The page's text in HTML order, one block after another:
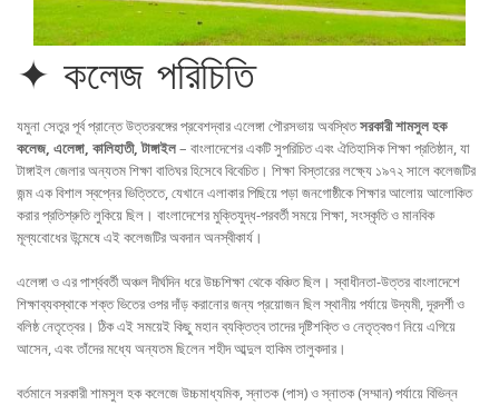
✦ কলেজ পরিচিতি
যমুনা সেতুর পূর্ব প্রান্তে উত্তরবঙ্গের প্রবেশদ্বার এলেঙ্গা পৌরসভায় অবস্থিতসরকারী শামসুল হক
কলেজ, এলেঙ্গা, কালিহাতী, টাঙ্গাইল– বাংলাদেশের একটি সুপরিচিত এবং ঐতিহাসিক শিক্ষা প্রতিষ্ঠান, যা
টাঙ্গাইল জেলার অন্যতম শিক্ষা বাতিঘর হিসেবে বিবেচিত। শিক্ষা বিস্তারের লক্ষ্যে ১৯৭২ সালে কলেজটির
জন্ম এক বিশাল স্বপ্নের ভিত্তিতে, যেখানে এলাকার পিছিয়ে পড়া জনগোষ্ঠীকে শিক্ষার আলোয় আলোকিত
করার প্রতিশ্রুতি লুকিয়ে ছিল। বাংলাদেশের মুক্তিযুদ্ধ-পরবর্তী সময়ে শিক্ষা, সংস্কৃতি ও মানবিক
মূল্যবোধের উন্মেষে এই কলেজটির অবদান অনস্বীকার্য।
এলেঙ্গা ও এর পার্শ্ববর্তী অঞ্চল দীর্ঘদিন ধরে উচ্চশিক্ষা থেকে বঞ্চিত ছিল। স্বাধীনতা-উত্তর বাংলাদেশে
শিক্ষাব্যবস্থাকে শক্ত ভিতের ওপর দাঁড় করানোর জন্য প্রয়োজন ছিল স্থানীয় পর্যায়ে উদ্যমী, দূরদর্শী ও
বলিষ্ঠ নেতৃত্বের। ঠিক এই সময়েই কিছু মহান ব্যক্তিত্ব তাদের দৃষ্টিশক্তি ও নেতৃত্বগুণ নিয়ে এগিয়ে
আসেন, এবং তাঁদের মধ্যে অন্যতম ছিলেন শহীদ আব্দুল হাকিম তালুকদার।
বর্তমানে সরকারী শামসুল হক কলেজে উচ্চমাধ্যমিক, স্নাতক (পাস) ও স্নাতক (সম্মান) পর্যায়ে বিভিন্ন